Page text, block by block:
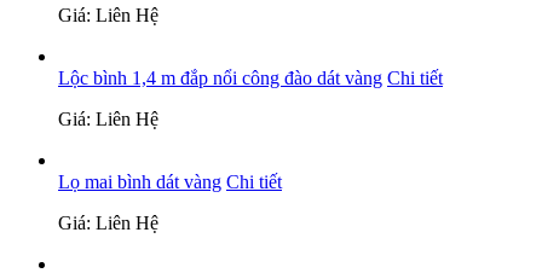
Giá: Liên Hệ
Lộc bình 1,4 m đắp nổi công đào dát vàng Chi tiết
Giá: Liên Hệ
Lọ mai bình dát vàng Chi tiết
Giá: Liên Hệ